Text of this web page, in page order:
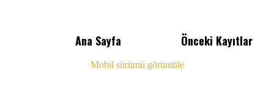
Önceki Kayıtlar
Ana Sayfa
Mobil sürümü görüntüle